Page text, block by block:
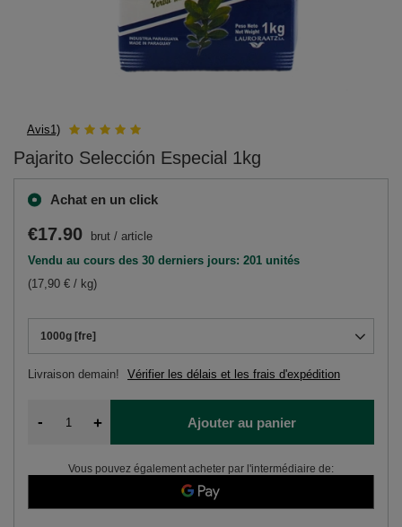
Avis1)
Pajarito Selección Especial 1kg
Achat en un click
1000g [fre]
Livraison demain! Vérifier les délais et les frais d'expédition
€17.90 brut / article
Vendu au cours des 30 derniers jours: 201 unités
(17,90 € / kg)
- + Ajouter au panier
Vous pouvez également acheter par l'intermédiaire de: